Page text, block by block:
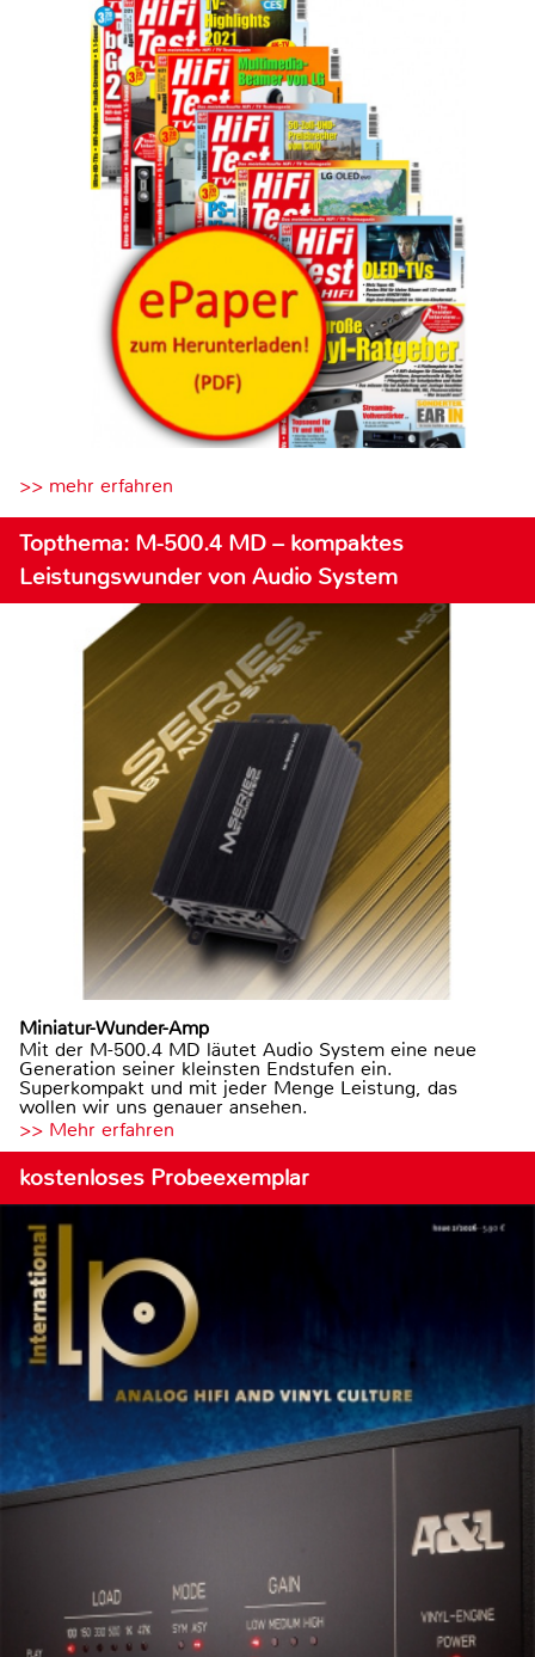
>> mehr erfahren
Topthema: M-500.4 MD – kompaktes
Leistungswunder von Audio System
Miniatur-Wunder-Amp
Mit der M-500.4 MD läutet Audio System eine neue
Generation seiner kleinsten Endstufen ein.
Superkompakt und mit jeder Menge Leistung, das
wollen wir uns genauer ansehen.
>> Mehr erfahren
kostenloses Probeexemplar